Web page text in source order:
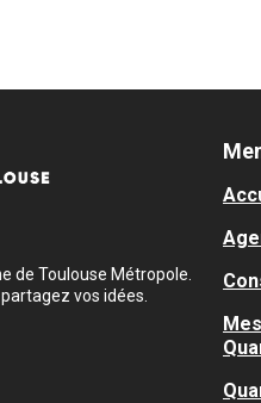
de Toulouse Métropole.
vos idées.